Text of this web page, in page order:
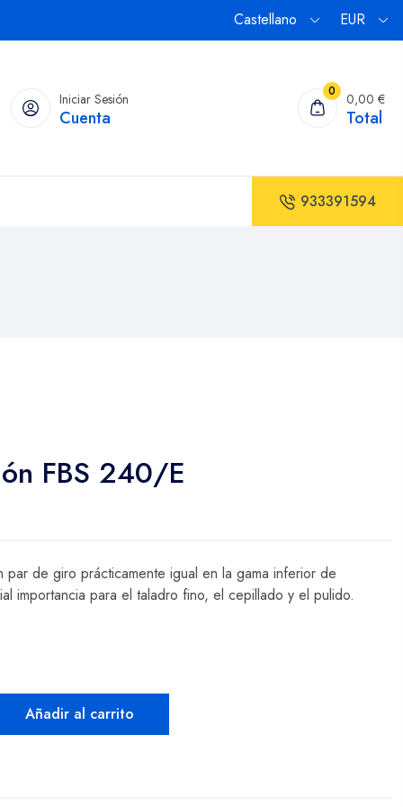
Castellano EUR
Iniciar Sesión
Cuenta
0 0,00 €
Total
933391594
FBS 240/E
de giro prácticamente igual en la gama inferior de
importancia para el taladro fino, el cepillado y el pulido.
Añadir al carrito